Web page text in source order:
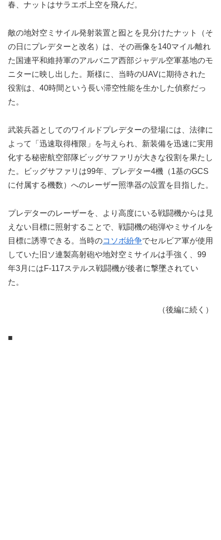
春、ナットはサラエボ上空を飛んだ。
敵の地対空ミサイル発射装置と囮とを見分けたナット（そ
の日にプレデターと改名）は、その画像を140マイル離れ
た国連平和維持軍のアルバニア西部ジャデル空軍基地のモ
ニターに映し出した。斯様に、当時のUAVに期待された
役割は、40時間という長い滞空性能を生かした偵察だっ
た。
武装兵器としてのワイルドプレデターの登場には、法律に
よって「迅速取得権限」を与えられ、新装備を迅速に実用
化する秘密航空部隊ビッグサファリが大きな役割を果たし
た。ビッグサファリは99年、プレデター4機（1基のGCS
に付属する機数）へのレーザー照準器の設置を目指した。
プレデターのレーザーを、より高度にいる戦闘機からは見
えない目標に照射することで、戦闘機の砲弾やミサイルを
目標に誘導できる。当時のコソボ紛争でセルビア軍が使用
していた旧ソ連製高射砲や地対空ミサイルは手強く、99
年3月にはF-117ステルス戦闘機が後者に撃墜されてい
た。
（後編に続く）
■